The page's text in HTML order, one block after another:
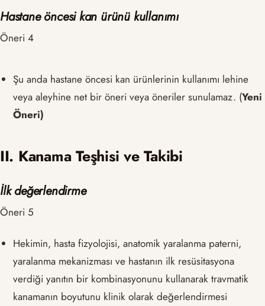
Hastane öncesi kan ürünü kullanımı
Öneri 4
Şu anda hastane öncesi kan ürünlerinin kullanımı lehine
veya aleyhine net bir öneri veya öneriler sunulamaz. (Yeni
Öneri)
II. Kanama Teşhisi ve Takibi
İlk değerlendirme
Öneri 5
Hekimin, hasta fizyolojisi, anatomik yaralanma paterni,
yaralanma mekanizması ve hastanın ilk resüsitasyona
verdiği yanıtın bir kombinasyonunu kullanarak travmatik
kanamanın boyutunu klinik olarak değerlendirmesi